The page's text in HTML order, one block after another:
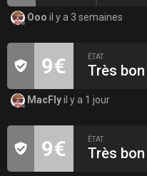
Ooo il y a 3 semaines
9€ ÉTAT
Très bon
MacFlyil y a 1 jour
9€ ÉTAT
Très bon